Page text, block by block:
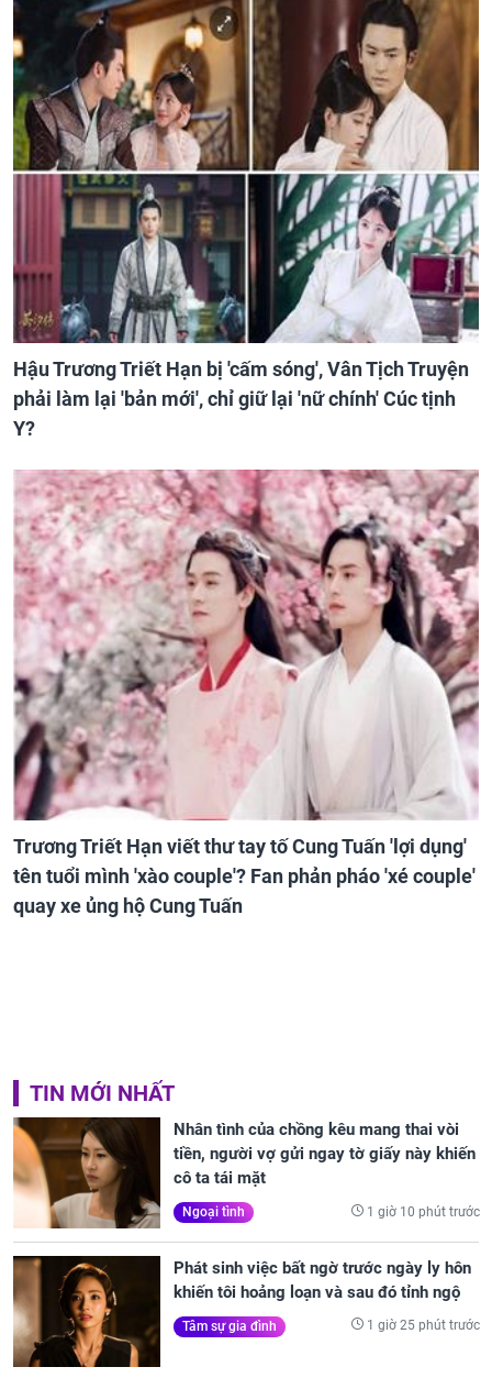
Hậu Trương Triết Hạn bị 'cấm sóng', Vân Tịch Truyện
phải làm lại 'bản mới', chỉ giữ lại 'nữ chính' Cúc tịnh
Y?
Trương Triết Hạn viết thư tay tố Cung Tuấn 'lợi dụng'
tên tuổi mình 'xào couple'? Fan phản pháo 'xé couple'
quay xe ủng hộ Cung Tuấn
TIN MỚI NHẤT
Nhân tình của chồng kêu mang thai vòi
tiền, người vợ gửi ngay tờ giấy này khiến
cô ta tái mặt
Ngoại tình 1 giờ 10 phút trước
Phát sinh việc bất ngờ trước ngày ly hôn
khiến tôi hoảng loạn và sau đó tỉnh ngộ
Tâm sự gia đình 1 giờ 25 phút trước